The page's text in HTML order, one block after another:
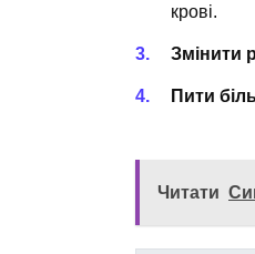
крові.
Змінити
Пити
Читати